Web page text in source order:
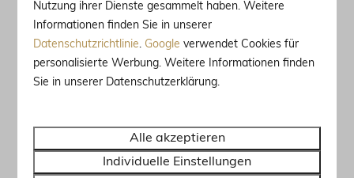
8 Nächte — —
9 Nächte — — —
10 Nächte — —
— —
Nutzung ihrer Dienste gesammelt haben. Weitere
Informationen finden Sie in unserer
Datenschutzrichtlinie. Google verwendet Cookies für
personalisierte Werbung. Weitere Informationen finden
Sie in unserer Datenschutzerklärung.
Alle akzeptieren
Individuelle Einstellungen